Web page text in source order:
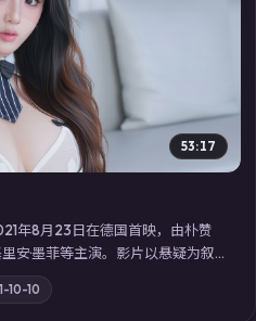
▶
53:17
年8月23日在德国首映，由朴赞
安·墨菲等主演。影片以悬疑为叙
验事故后逐渐模糊；摄影与配乐
国产免费观看高清电视剧在线
10-10